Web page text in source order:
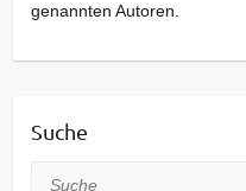
genannten Autoren.
Suche
Suche